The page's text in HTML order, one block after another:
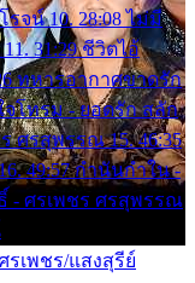
จน์ 10. 28:08 ไม่มี
31:29 ชีวิตไอ้
ทหารอากาศขาดรัก
จโทรม - ยอดรัก สลัก
ศรสุพรรณ 15. 46:35
49:57 กำนันกำใน -
- ศรเพชร ศรสุพรรณ
รเพชร/แสงสุรีย์